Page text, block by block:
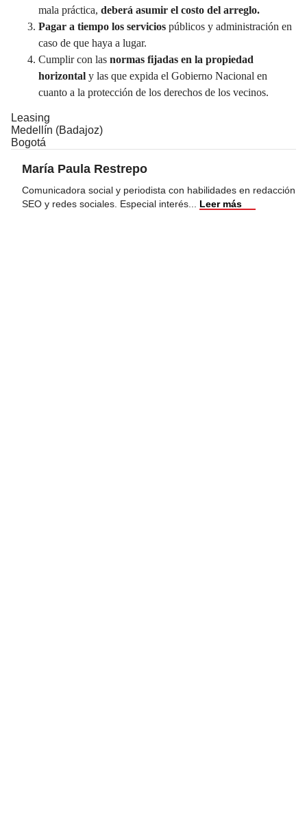
mala práctica, deberá asumir el costo del arreglo.
Pagar a tiempo los servicios públicos y administración en
caso de que haya a lugar.
Cumplir con las normas fijadas en la propiedad
horizontal y las que expida el Gobierno Nacional en
cuanto a la protección de los derechos de los vecinos.
Leasing
Medellín (Badajoz)
Bogotá
María Paula Restrepo
Comunicadora social y periodista con habilidades en redacción
SEO y redes sociales. Especial interés
Leer más